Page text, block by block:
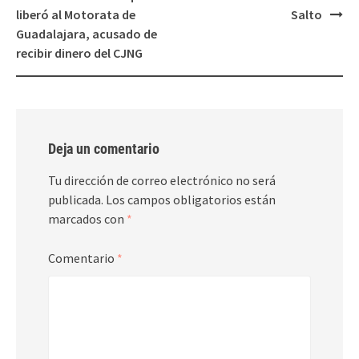
navigation
liberó al Motorata de
Guadalajara, acusado de
recibir dinero del CJNG
Salto
Deja un comentario
Tu dirección de correo electrónico no será
publicada. Los campos obligatorios están
marcados con *
Comentario *